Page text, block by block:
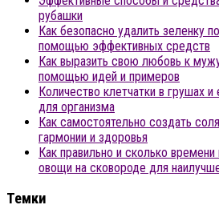
рубашки
Как безопасно удалить зеленку
помощью эффективных средств
Как выразить свою любовь к
помощью идей и примеров
Количество клетчатки в грушах
для организма
Как самостоятельно создать
гармонии и здоровья
Как правильно и сколько
овощи на сковороде для
Темки